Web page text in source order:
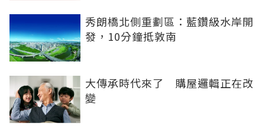
秀朗橋北側重劃區：藍鑽級水岸開
發，10分鐘抵敦南
大傳承時代來了 購屋邏輯正在改
變